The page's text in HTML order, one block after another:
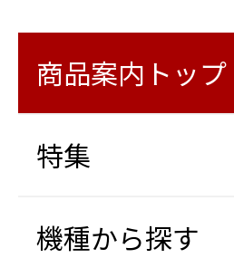
商品案内トップ
特集
機種から探す